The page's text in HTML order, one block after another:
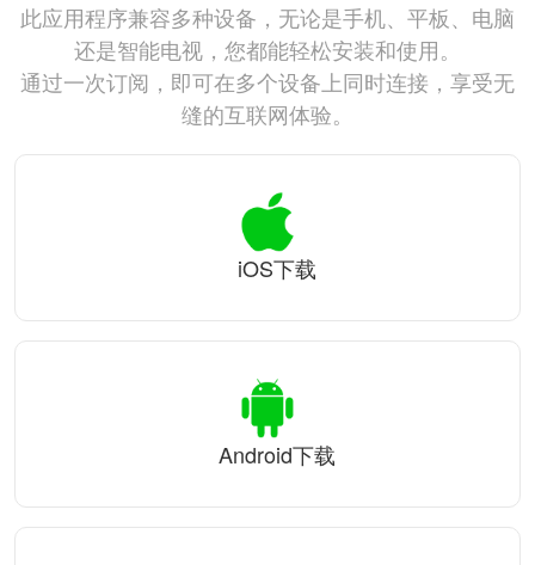
此应用程序兼容多种设备，无论是手机、平板、电脑
还是智能电视，您都能轻松安装和使用。
通过一次订阅，即可在多个设备上同时连接，享受无
缝的互联网体验。
iOS下载
Android下载